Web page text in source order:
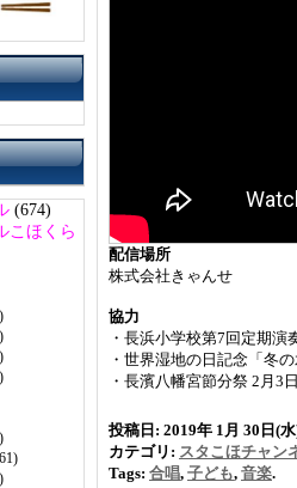
(674)
こほくら
配信場所
株式会社きゃんせ
協力
・長浜小学校第7回定期
・世界湿地の日記念「冬
・長濱八幡宮節分祭 2月3
投稿日: 2019年 1月 30日(
カテゴリ: スタこほチャン
Tags: 合唱, 子ども, 音楽.